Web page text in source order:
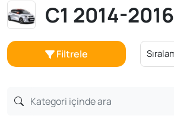
C1 2014-2016
Filtrele